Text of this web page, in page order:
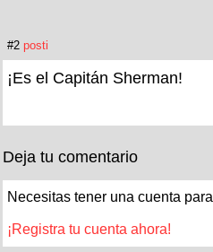
#2 posti
¡Es el Capitán Sherman!
Deja tu comentario
Necesitas tener una cuenta
¡Registra tu cuenta ahora!